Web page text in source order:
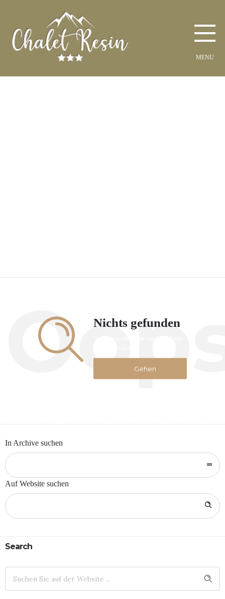
Nichts gefunden
Gehen
In Archive suchen
Auf Website suchen
Search